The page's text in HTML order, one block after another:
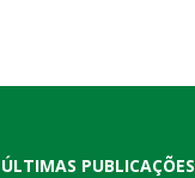
ÚLTIMAS PUBLICAÇÕES